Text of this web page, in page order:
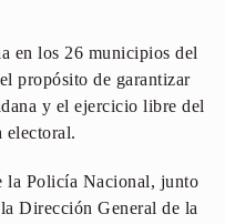
en los 26 municipios del
propósito de garantizar
y el ejercicio libre del
electoral.
la Policía Nacional, junto
Dirección General de la